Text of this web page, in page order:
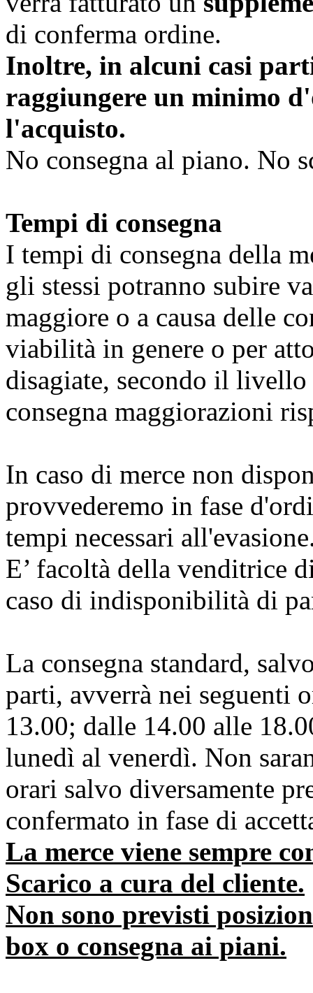
di conferma ordine.
Inoltre, in alcuni casi
raggiungere un minimo
l'acquisto.
No consegna al piano. No
Tempi di consegna
I tempi di consegna della
gli stessi potranno subire
maggiore o a causa delle
viabilità in genere o per
disagiate, secondo il
consegna maggiorazioni
In caso di merce non
provvederemo in fase
tempi necessari
E’ facoltà della venditrice
caso di indisponibilità di
La consegna standard,
parti, avverrà nei seguenti
13.00; dalle 14.00 alle
lunedì al venerdì. Non
orari salvo diversamente
confermato in fase di
La merce viene sempre
Scarico a cura del cliente.
Non sono previsti
box o consegna ai piani.